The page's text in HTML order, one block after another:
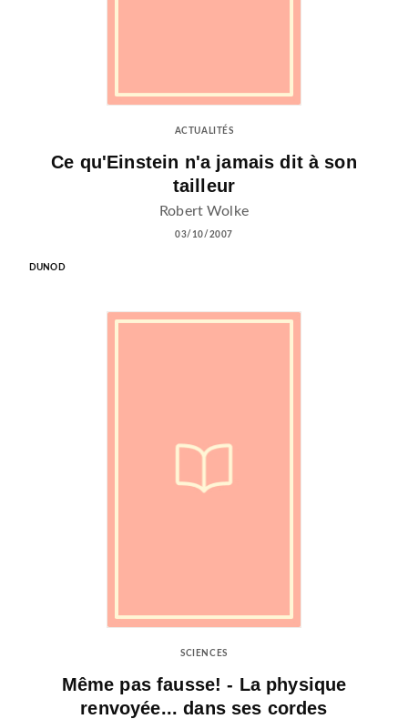
ACTUALITÉS
Ce qu'Einstein n'a jamais dit à son
tailleur
Robert Wolke
03/10/2007
DUNOD
SCIENCES
Même pas fausse! - La physique
renvoyée... dans ses cordes